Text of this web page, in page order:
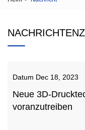
Datum Dec 18, 2023
Neue 3D-
voranzutreiben